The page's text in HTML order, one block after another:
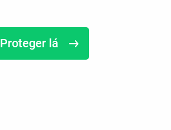
Proteger lá